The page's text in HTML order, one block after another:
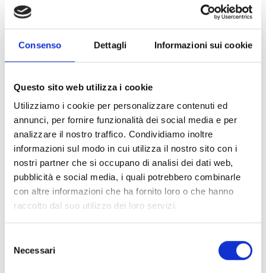
Consenso Dettagli Informazioni sui cookie
Questo sito web utilizza i cookie
Utilizziamo i cookie per personalizzare contenuti ed
annunci, per fornire funzionalità dei social media e per
analizzare il nostro traffico. Condividiamo inoltre
informazioni sul modo in cui utilizza il nostro sito con i
nostri partner che si occupano di analisi dei dati web,
pubblicità e social media, i quali potrebbero combinarle
con altre informazioni che ha fornito loro o che hanno
raccolto dal suo utilizzo dei loro servizi.
delNecessari
Tutti i costi sono stati sostenuti da AICS per garantire il
sostentamento dei produttori che, alla fine del progetto,
saranno autosufficienti, nell'ambito dell'obiettivo di
progetto e darà lavoro a cinque persone. Il personale
COOPI sulla professione della ristorazione (servizio,
cucina, gestione amministrativa). La boutique - tenendo
conto del fatto che le infrastrutture, le scorte e il capitale
messo a disposizione dal progetto sono gratuiti, così come
l'esistenza di un mercato garantito - potrà essere
rapidamente indipendente da un punto di vista economico e
quindi consentire una rapida disponibilità finanziaria per
assicurare la copertura degli stipendi, i (bassi) costi di
manutenzione e il rinnovo delle scorte.